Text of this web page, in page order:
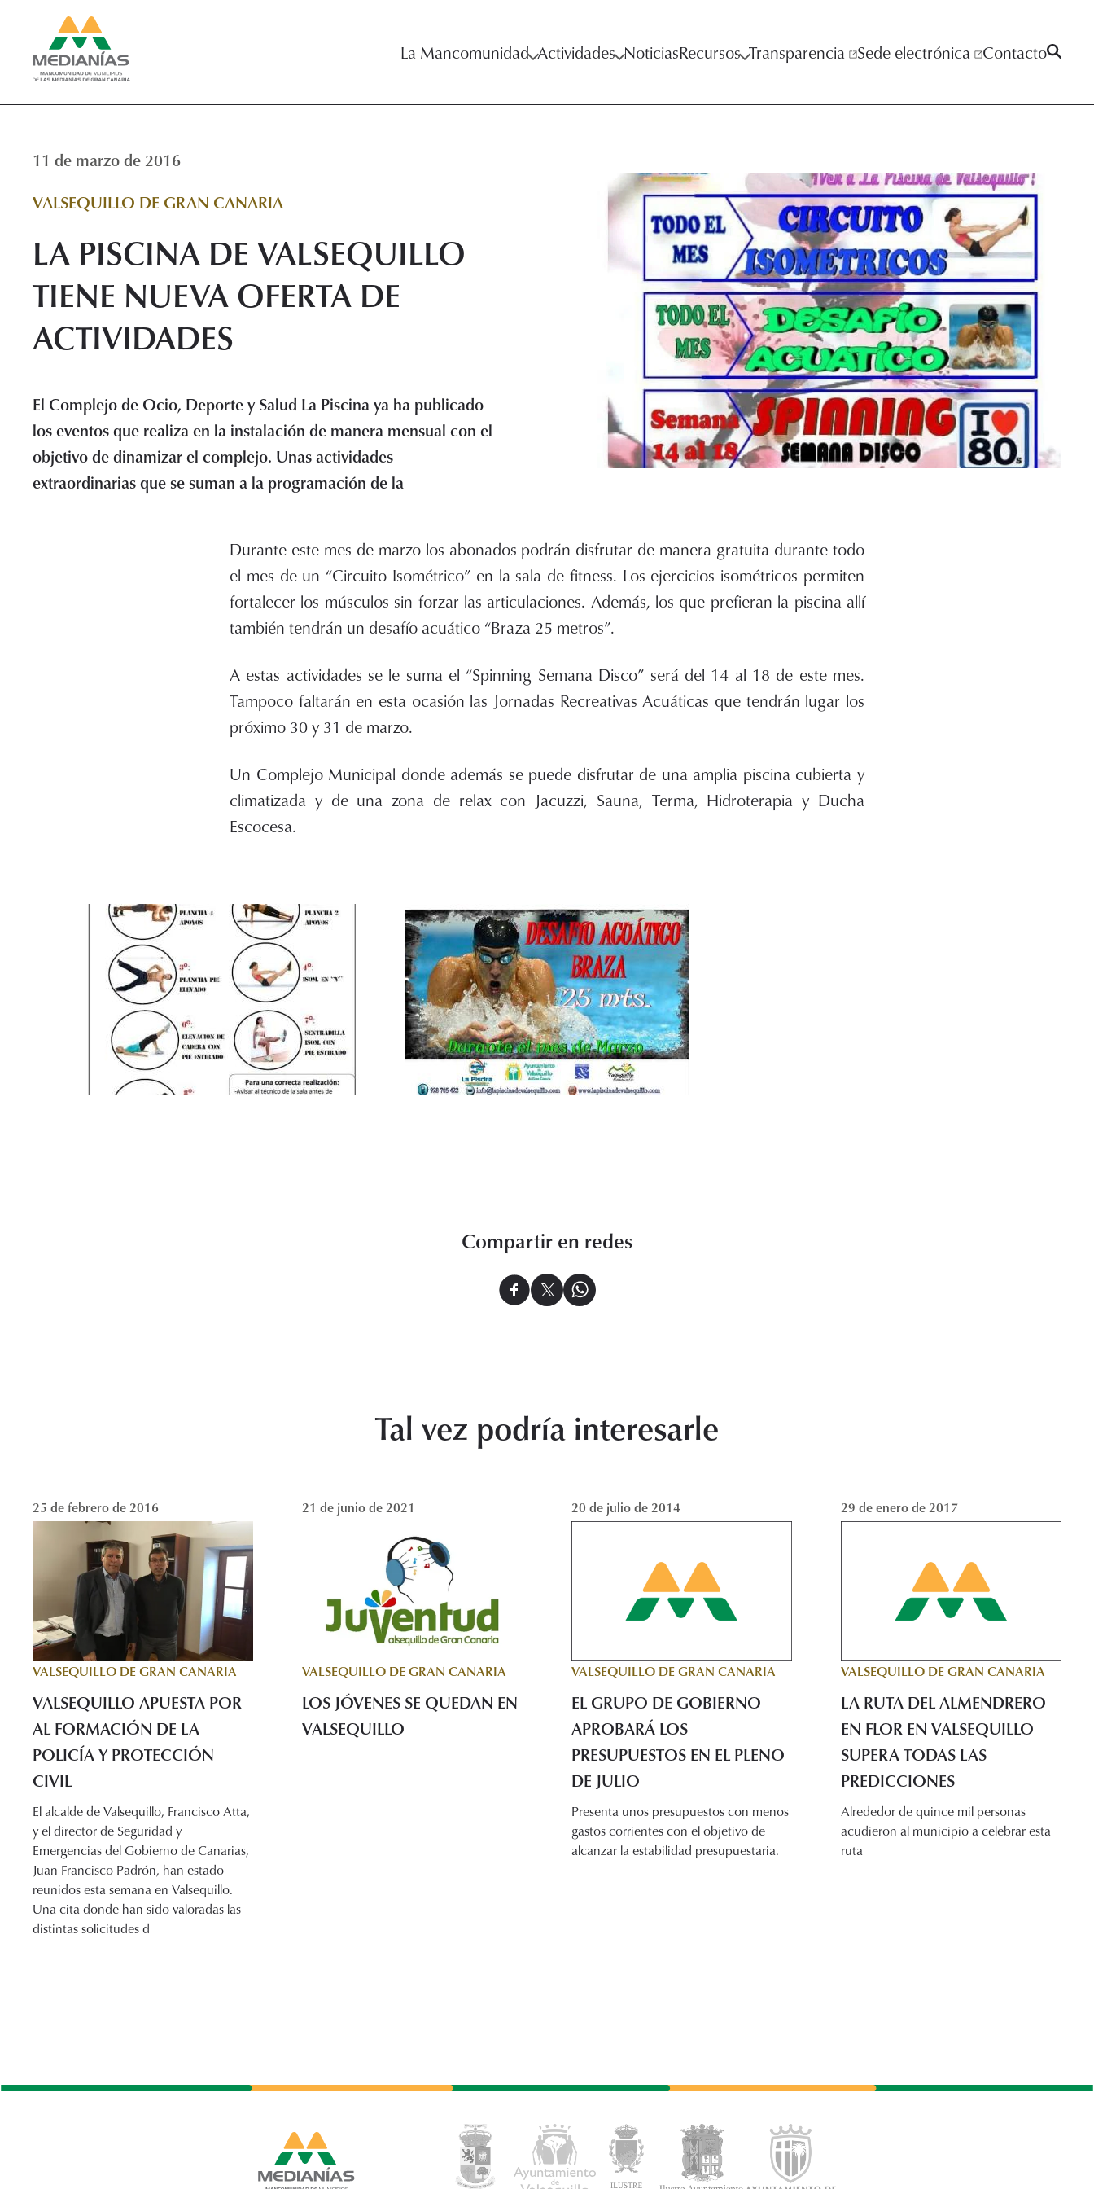
La Mancomunidad Actividades NoticiasRecursos Transparencia Sede electrónica Contacto
11 de marzo de 2016
VALSEQUILLO DE GRAN CANARIA
LA PISCINA DE VALSEQUILLO
TIENE NUEVA OFERTA DE
ACTIVIDADES
El Complejo de Ocio, Deporte y Salud La Piscina ya ha publicado
los eventos que realiza en la instalación de manera mensual con el
objetivo de dinamizar el complejo. Unas actividades
extraordinarias que se suman a la programación de la
Durante este mes de marzo los abonados podrán disfrutar de manera gratuita durante todo
el mes de un “Circuito Isométrico” en la sala de fitness. Los ejercicios isométricos permiten
fortalecer los músculos sin forzar las articulaciones. Además, los que prefieran la piscina allí
también tendrán un desafío acuático “Braza 25 metros”.
A estas actividades se le suma el “Spinning Semana Disco” será del 14 al 18 de este mes.
Tampoco faltarán en esta ocasión las Jornadas Recreativas Acuáticas que tendrán lugar los
próximo 30 y 31 de marzo.
Un Complejo Municipal donde además se puede disfrutar de una amplia piscina cubierta y
climatizada y de una zona de relax con Jacuzzi, Sauna, Terma, Hidroterapia y Ducha
Escocesa.
Compartir en redes
Tal vez podría interesarle
25 de febrero de 2016
VALSEQUILLO DE GRAN CANARIA
VALSEQUILLO APUESTA POR
AL FORMACIÓN DE LA
POLICÍA Y PROTECCIÓN
CIVIL
El alcalde de Valsequillo, Francisco Atta,
y el director de Seguridad y
Emergencias del Gobierno de Canarias,
Juan Francisco Padrón, han estado
reunidos esta semana en Valsequillo.
Una cita donde han sido valoradas las
distintas solicitudes d
21 de junio de 2021
VALSEQUILLO DE GRAN CANARIA
LOS JÓVENES SE QUEDAN EN
VALSEQUILLO
20 de julio de 2014
VALSEQUILLO DE GRAN CANARIA
EL GRUPO DE GOBIERNO
APROBARÁ LOS
PRESUPUESTOS EN EL PLENO
DE JULIO
Presenta unos presupuestos con menos
gastos corrientes con el objetivo de
alcanzar la estabilidad presupuestaria.
29 de enero de 2017
VALSEQUILLO DE GRAN CANARIA
LA RUTA DEL ALMENDRERO
EN FLOR EN VALSEQUILLO
SUPERA TODAS LAS
PREDICCIONES
Alrededor de quince mil personas
acudieron al municipio a celebrar esta
ruta